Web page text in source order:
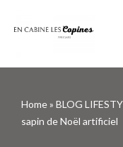
Home» BLOG
sapin de Noël artificiel